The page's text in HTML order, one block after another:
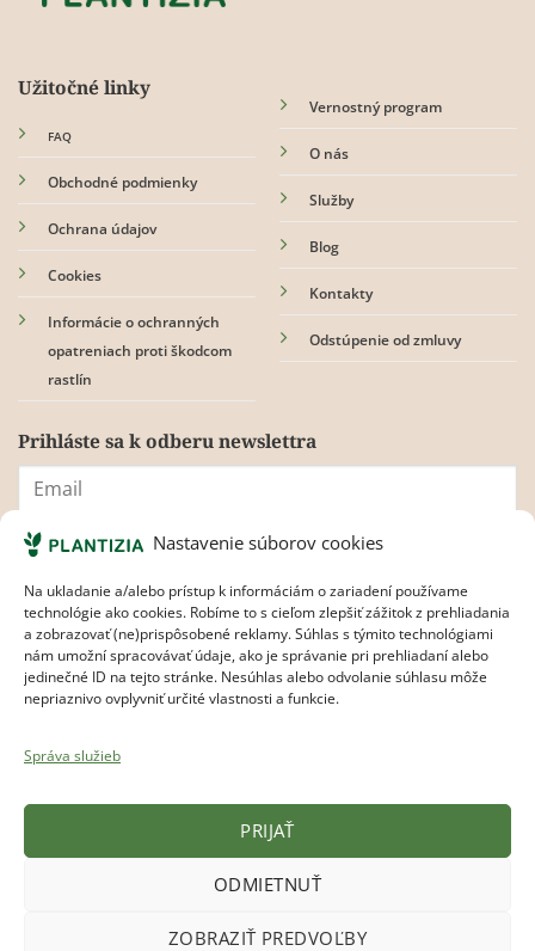
Nastavenie súborov cookies
Na ukladanie a/alebo prístup k informáciám o zariadení používame
technológie ako cookies. Robíme to s cieľom zlepšiť zážitok z prehliadania
a zobrazovať (ne)prispôsobené reklamy. Súhlas s týmito technológiami
nám umožní spracovávať údaje, ako je správanie pri prehliadaní alebo
jedinečné ID na tejto stránke. Nesúhlas alebo odvolanie súhlasu môže
nepriaznivo ovplyvniť určité vlastnosti a funkcie.
Správa služieb
PRIJAŤ
ODMIETNUŤ
ZOBRAZIŤ PREDVOĽBY
Užitočné linky
FAQ
Obchodné podmienky
Ochrana údajov
Cookies
Informácie o ochranných
opatreniach proti škodcom
rastlín
Vernostný program
O nás
Služby
Blog
Kontakty
Odstúpenie od zmluvy
Prihláste sa k odberu newslettra
Súhlasím s pravidlami ochrany osobných údajov.
Visa MasterCard
Apple
Pay
Google Bank
Copyright 2017 - 2026Plantizia ®